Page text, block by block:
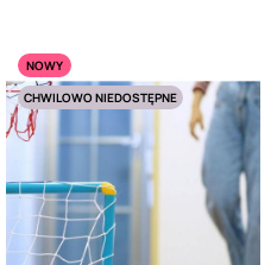
NOWY
CHWILOWO NIEDOSTĘPNE